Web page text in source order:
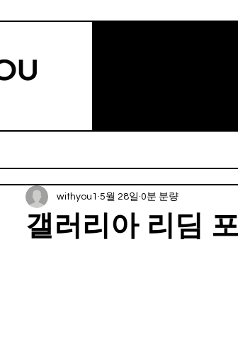
갤러리아 리딤
withyou1 5월 28일 0분 분량